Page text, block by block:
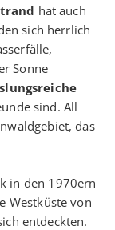
hat auch
sich herrlich
Sonne
sind. All
das
in den 1970ern
Westküste von
entdeckten.